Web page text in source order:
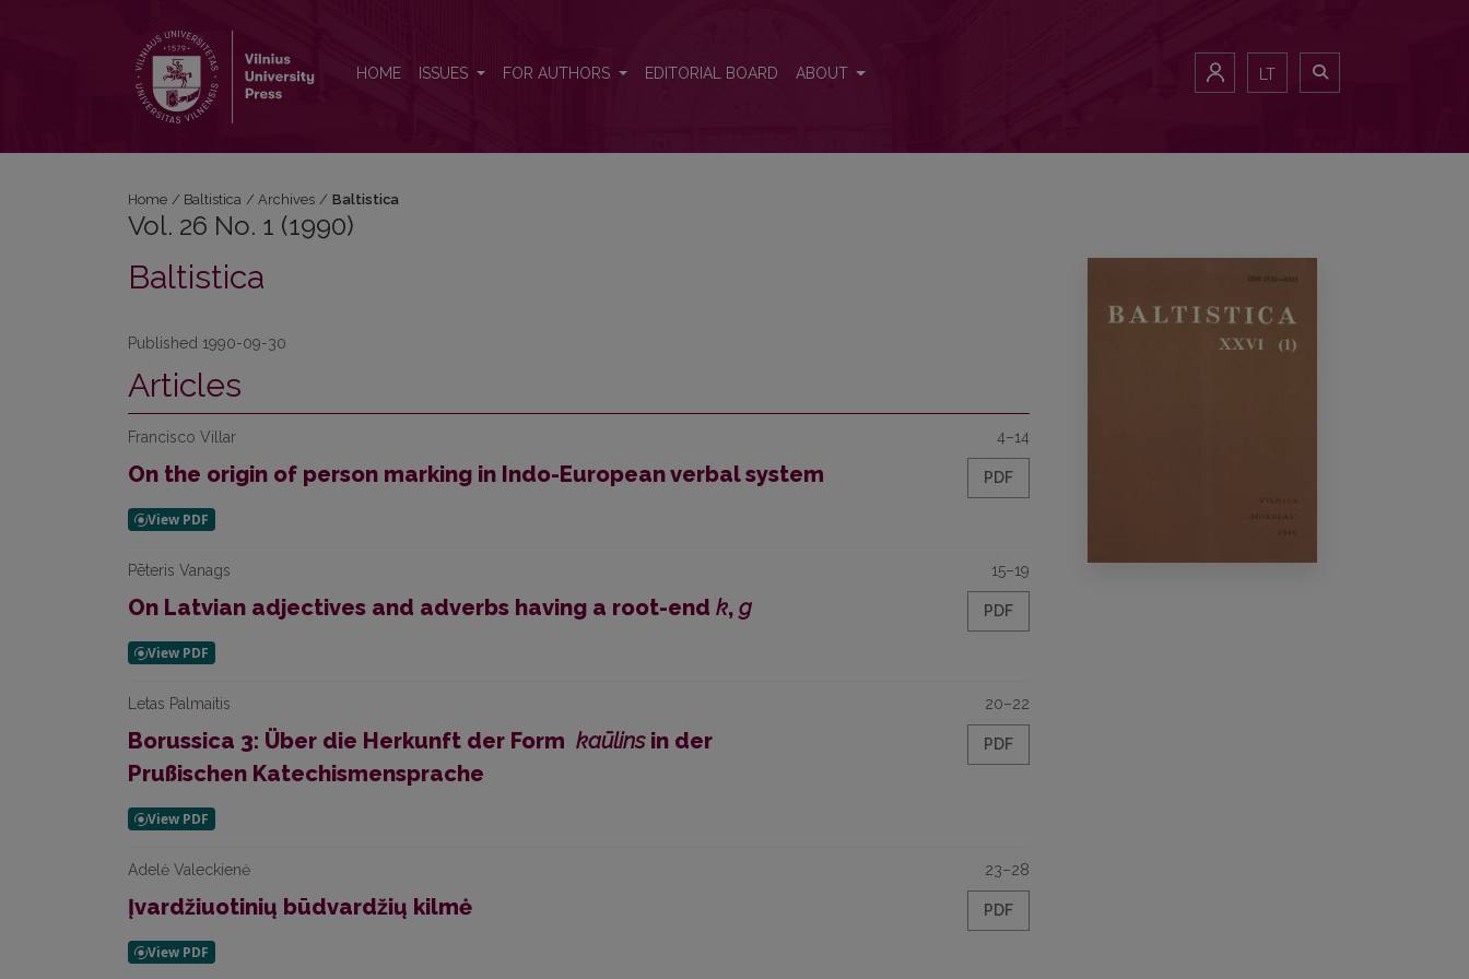
HOME ISSUES FOR AUTHORS EDITORIAL BOARD ABOUT LT
Home / Baltistica / Archives / Baltistica
Vol. 26 No. 1 (1990)
Baltistica
Published 1990-09-30
Articles
Francisco Villar
On the origin of person marking in Indo-European verbal system
4–14
PDF
Pēteris Vanags
On Latvian adjectives and adverbs having a root-end k, g
15–19
PDF
Letas Palmaitis
Borussica 3: Über die Herkunft der Form kaūlinsin der
Prußischen Katechismensprache
20–22
PDF
Adelė Valeckienė
Įvardžiuotinių būdvardžių kilmė
23–28
PDF